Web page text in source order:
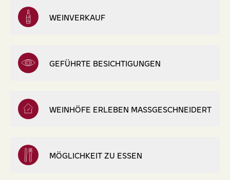
WEINVERKAUF
GEFÜHRTE BESICHTIGUNGEN
WEINHÖFE ERLEBEN MASSGESCHNEIDERT
MÖGLICHKEIT ZU ESSEN